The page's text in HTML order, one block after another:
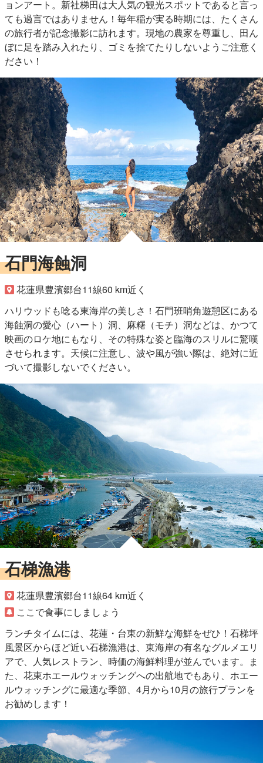
ョンアート。新社梯田は大人気の観光スポットであると言っ
ても過言ではありません！毎年稲が実る時期には、たくさん
の旅行者が記念撮影に訪れます。現地の農家を尊重し、田ん
ぼに足を踏み入れたり、ゴミを捨てたりしないようご注意く
ださい！
石門海蝕洞
花蓮県豊濱郷台11線60 km近く
ハリウッドも唸る東海岸の美しさ！石門班哨角遊憩区にある
海蝕洞の愛心（ハート）洞、麻糬（モチ）洞などは、かつて
映画のロケ地にもなり、その特殊な姿と臨海のスリルに驚嘆
させられます。天候に注意し、波や風が強い際は、絶対に近
づいて撮影しないでください。
石梯漁港
花蓮県豊濱郷台11線64 km近く
ここで食事にしましょう
ランチタイムには、花蓮・台東の新鮮な海鮮をぜひ！石梯坪
風景区からほど近い石梯漁港は、東海岸の有名なグルメエリ
アで、人気レストラン、時価の海鮮料理が並んでいます。ま
た、花東ホエールウォッチングへの出航地でもあり、ホエー
ルウォッチングに最適な季節、4月から10月の旅行プランを
お勧めします！